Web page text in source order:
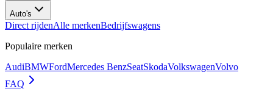
Auto's
Direct rijdenAlle merkenBedrijfswagens
Populaire merken
AudiBMWFordMercedes BenzSeatSkodaVolkswagenVolvo
FAQ